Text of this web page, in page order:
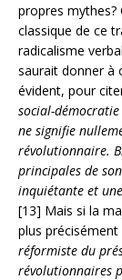
propres
classique de ce
radicalisme
saurait donner à
évident, pour
social-
ne signifie
révolutionnaire.
principales de
inquiétante et
[13] Mais si la
plus
réformiste du
révolutionnaires